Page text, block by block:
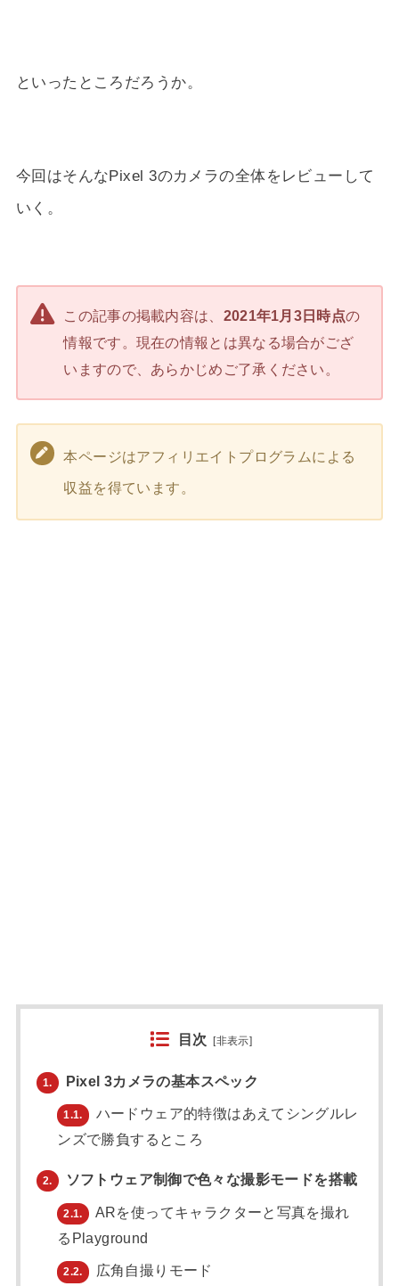
といったところだろうか。
今回はそんなPixel 3のカメラの全体をレビューして
いく。
この記事の掲載内容は、 2021年1月3日時点の
情報です。現在の情報とは異なる場合がござ
いますので、あらかじめご了承ください。
本ページはアフィリエイトプログラムによる
収益を得ています。
目次 [非表示]
1. Pixel 3カメラの基本スペック
1.1.
ハードウェア的特徴はあえてシングルレ
ンズで勝負するところ
2. ソフトウェア制御で色々な撮影モードを搭載
2.1.
ARを使ってキャラクターと写真を撮れ
るPlayground
2.2. 広角自撮りモード